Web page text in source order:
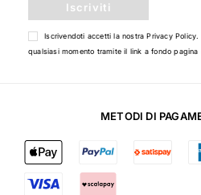
Iscriviti
Iscrivendoti accetti la nostraPrivacy Policy.
qualsiasi momento tramite il link a fondo pagina
METODI DI